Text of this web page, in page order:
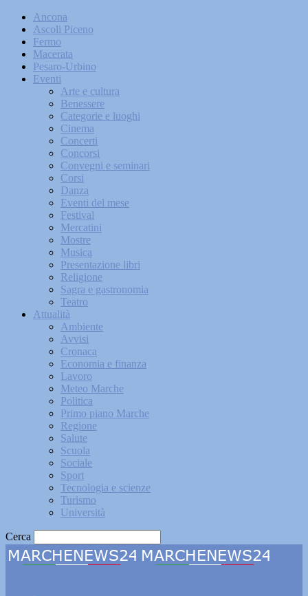
Ancona
Ascoli Piceno
Fermo
Macerata
Pesaro-Urbino
Eventi
Arte e cultura
Benessere
Categorie e luoghi
Cinema
Concerti
Concorsi
Convegni e seminari
Corsi
Danza
Eventi del mese
Festival
Mercatini
Mostre
Musica
Presentazione libri
Religione
Sagra e gastronomia
Teatro
Attualità
Ambiente
Avvisi
Cronaca
Economia e finanza
Lavoro
Meteo Marche
Politica
Primo piano Marche
Regione
Salute
Scuola
Sociale
Sport
Tecnologia e scienze
Turismo
Università
Cerca